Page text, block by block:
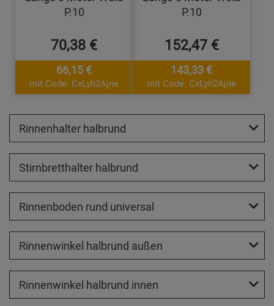
P.10
70,38 €
66,15 €
mit Code: CxLyh2Ajne
P.10
152,47 €
143,33 €
mit Code: CxLyh2Ajne
Rinnenhalter halbrund
Stirnbretthalter halbrund
Rinnenboden rund universal
Rinnenwinkel halbrund außen
Rinnenwinkel halbrund innen